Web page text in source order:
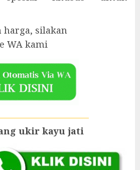
silakan
WA kami
ukir kayu jati